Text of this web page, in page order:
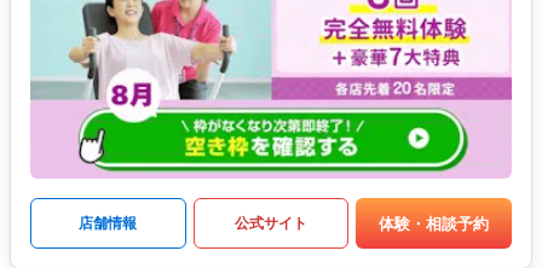
店舗情報 公式サイト 体験・相談予約